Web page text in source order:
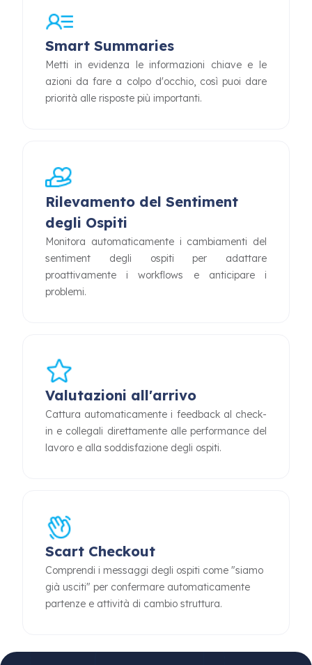
Smart Summaries
Metti in evidenza le informazioni chiave e le
azioni da fare a colpo d'occhio, così puoi dare
priorità alle risposte più importanti.
Rilevamento del Sentiment
degli Ospiti
Monitora automaticamente i cambiamenti del
sentiment degli ospiti per adattare
proattivamente i workflows e anticipare i
problemi.
Valutazioni all'arrivo
Cattura automaticamente i feedback al check-
in e collegali direttamente alle performance del
lavoro e alla soddisfazione degli ospiti.
Scart Checkout
Comprendi i messaggi degli ospiti come "siamo
già usciti" per confermare automaticamente
partenze e attività di cambio struttura.